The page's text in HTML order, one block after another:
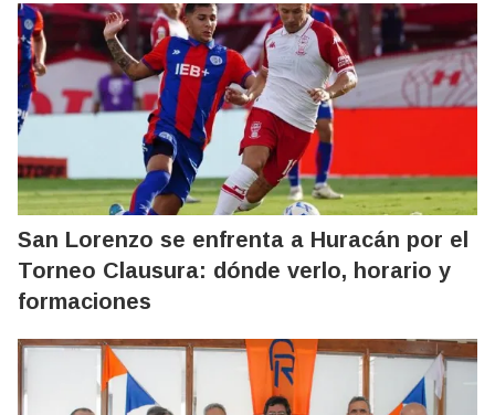
San Lorenzo se enfrenta a Huracán por el
Torneo Clausura: dónde verlo, horario y
formaciones